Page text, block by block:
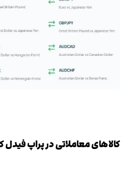
کالاهای معاملاتی در پراپ